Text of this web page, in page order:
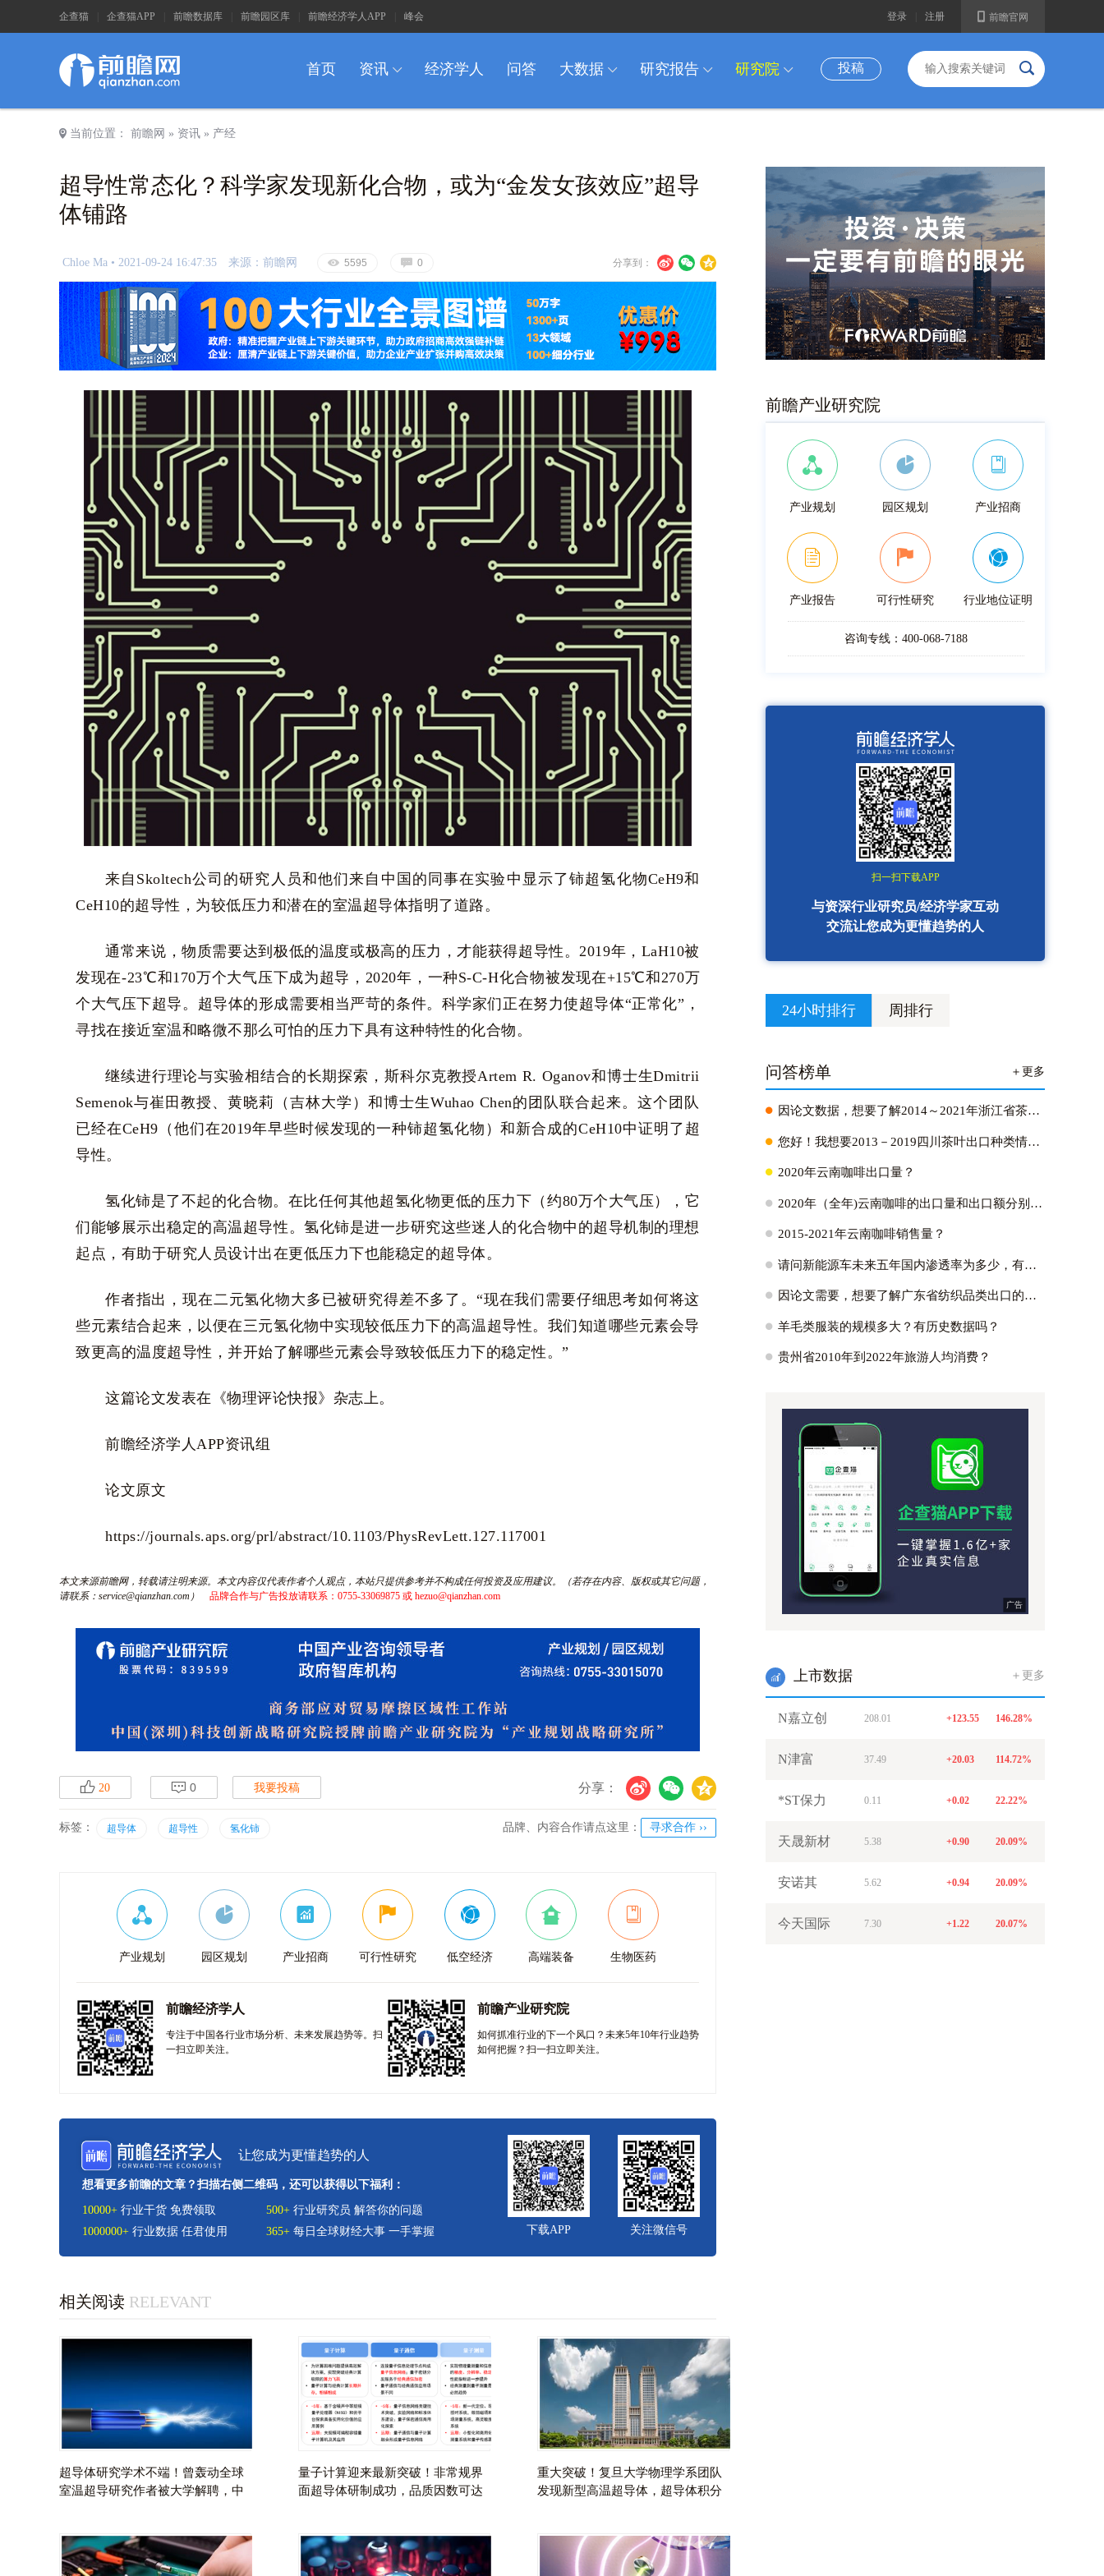
企查猫 企查猫APP 前瞻数据库 前瞻园区库 前瞻经济学人APP 峰会 A 前瞻官网
登录 注册
首页 资讯 I 经济学人 问答 大数据 I 研究报告 I 研究院 I 投稿 B
a 当前位置： 前瞻网 » 资讯 » 产经
超导性常态化？科学家发现新化合物，或为“金发女孩效应”超导
体铺路
U V c
分享到：
Chloe Ma • 2021-09-24 16:47:35 来源：前瞻网 E 5595 G 0
来自Skoltech公司的研究人员和他们来自中国的同事在实验中显示了铈超氢化物CeH9和
CeH10的超导性，为较低压力和潜在的室温超导体指明了道路。
通常来说，物质需要达到极低的温度或极高的压力，才能获得超导性。2019年，LaH10被
发现在-23℃和170万个大气压下成为超导，2020年，一种S-C-H化合物被发现在+15℃和270万
个大气压下超导。超导体的形成需要相当严苛的条件。科学家们正在努力使超导体“正常化”，
寻找在接近室温和略微不那么可怕的压力下具有这种特性的化合物。
继续进行理论与实验相结合的长期探索，斯科尔克教授Artem R. Oganov和博士生Dmitrii
Semenok与崔田教授、黄晓莉（吉林大学）和博士生Wuhao Chen的团队联合起来。这个团队
已经在CeH9（他们在2019年早些时候发现的一种铈超氢化物）和新合成的CeH10中证明了超
导性。
氢化铈是了不起的化合物。在比任何其他超氢化物更低的压力下（约80万个大气压），它
们能够展示出稳定的高温超导性。氢化铈是进一步研究这些迷人的化合物中的超导机制的理想
起点，有助于研究人员设计出在更低压力下也能稳定的超导体。
作者指出，现在二元氢化物大多已被研究得差不多了。“现在我们需要仔细思考如何将这
些元素结合起来，以便在三元氢化物中实现较低压力下的高温超导性。我们知道哪些元素会导
致更高的温度超导性，并开始了解哪些元素会导致较低压力下的稳定性。”
这篇论文发表在《物理评论快报》杂志上。
前瞻经济学人APP资讯组
论文原文
https://journals.aps.org/prl/abstract/10.1103/PhysRevLett.127.117001
本文来源前瞻网，转载请注明来源。本文内容仅代表作者个人观点，本站只提供参考并不构成任何投资及应用建议。（若存在内容、版权或其它问题，
请联系：service@qianzhan.com） 品牌合作与广告投放请联系：0755-33069875 或 hezuo@qianzhan.com
p 20 q 0 我要投稿 U V c
分享：
标签： 超导体 超导性 氢化铈 品牌、内容合作请点这里： 寻求合作 ››
产业规划 园区规划 产业招商 可行性研究 低空经济 高端装备 生物医药
前瞻经济学人
专注于中国各行业市场分析、未来发展趋势等。扫
一扫立即关注。
前瞻产业研究院
如何抓准行业的下一个风口？未来5年10年行业趋势
如何把握？扫一扫立即关注。
让您成为更懂趋势的人
想看更多前瞻的文章？扫描右侧二维码，还可以获得以下福利：
10000+ 行业干货 免费领取 500+ 行业研究员 解答你的问题
1000000+ 行业数据 任君使用 365+ 每日全球财经大事 一手掌握 下载APP 关注微信号
相关阅读 RELEVANT
超导体研究学术不端！曾轰动全球
室温超导研究作者被大学解聘，中
量子计算迎来最新突破！非常规界
面超导体研制成功，品质因数可达
重大突破！复旦大学物理学系团队
发现新型高温超导体 ， 超导体积分
前瞻产业研究院
产业规划 园区规划 产业招商
产业报告 可行性研究 行业地位证明
咨询专线：400-068-7188
扫一扫下载APP
与资深行业研究员/经济学家互动
交流让您成为更懂趋势的人
24小时排行 周排行
问答榜单 ＋更多
H 因论文数据，想要了解2014～2021年浙江省茶叶出口量、出口金额以及它们占全国比重；2021年浙江省茶叶出口各个国家的出口量？
H 您好！我想要2013－2019四川茶叶出口种类情况:绿茶出口占比~红茶～黑茶~白茶？
H 2020年云南咖啡出口量？
H 2020年（全年)云南咖啡的出口量和出口额分别是多少？
H 2015-2021年云南咖啡销售量？
H 请问新能源车未来五年国内渗透率为多少，有没有测算逻辑参考？国内外新能源车渗透率的峰值能达到多少?
H 因论文需要，想要了解广东省纺织品类出口的主要市场，具体的出口额为多少，不同贸易方式出口额多少占比多少。蟹蟹！？
H 羊毛类服装的规模多大？有历史数据吗？
H 贵州省2010年到2022年旅游人均消费？
广告
w 上市数据 ＋更多
N嘉立创 208.01 +123.55 146.28%
N津富 37.49 +20.03 114.72%
*ST保力 0.11 +0.02 22.22%
天晟新材 5.38 +0.90 20.09%
安诺其 5.62 +0.94 20.09%
今天国际 7.30 +1.22 20.07%